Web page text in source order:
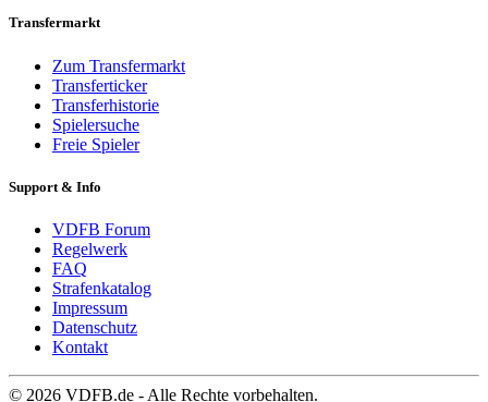
Transfermarkt
Zum Transfermarkt
Transferticker
Transferhistorie
Spielersuche
Freie Spieler
Support & Info
VDFB Forum
Regelwerk
FAQ
Strafenkatalog
Impressum
Datenschutz
Kontakt
© 2026 VDFB.de - Alle Rechte vorbehalten.